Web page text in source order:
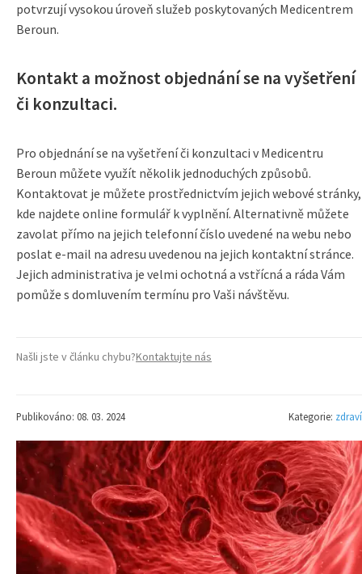
potvrzují vysokou úroveň služeb poskytovaných Medicentrem
Beroun.
Kontakt a možnost objednání se na vyšetření
či konzultaci.
Pro objednání se na vyšetření či konzultaci v Medicentru
Beroun můžete využít několik jednoduchých způsobů.
Kontaktovat je můžete prostřednictvím jejich webové stránky,
kde najdete online formulář k vyplnění. Alternativně můžete
zavolat přímo na jejich telefonní číslo uvedené na webu nebo
poslat e-mail na adresu uvedenou na jejich kontaktní stránce.
Jejich administrativa je velmi ochotná a vstřícná a ráda Vám
pomůže s domluvením termínu pro Vaši návštěvu.
Našli jste v článku chybu?Kontaktujte nás
Publikováno: 08. 03. 2024 Kategorie: zdraví